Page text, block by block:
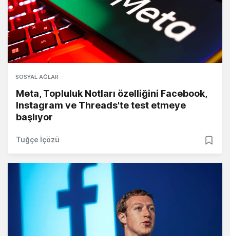
SOSYAL AĞLAR
Meta, Topluluk Notları özelliğini Facebook,
Instagram ve Threads'te test etmeye
başlıyor
Tuğçe İçözü